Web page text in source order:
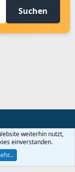
Suchen
Datenschutz
Ltd.
weiterhin nutzt,
einverstanden.